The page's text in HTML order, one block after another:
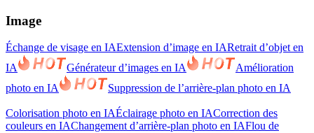
Image
Échange de visage en IAExtension d’image en IARetrait d’objet en
IA
Générateur d’images en IA
Amélioration
photo en IA
Suppression de l’arrière-plan photo en IA
Colorisation photo en IAÉclairage photo en IACorrection des
couleurs en IAChangement d’arrière-plan photo en IAFlou de